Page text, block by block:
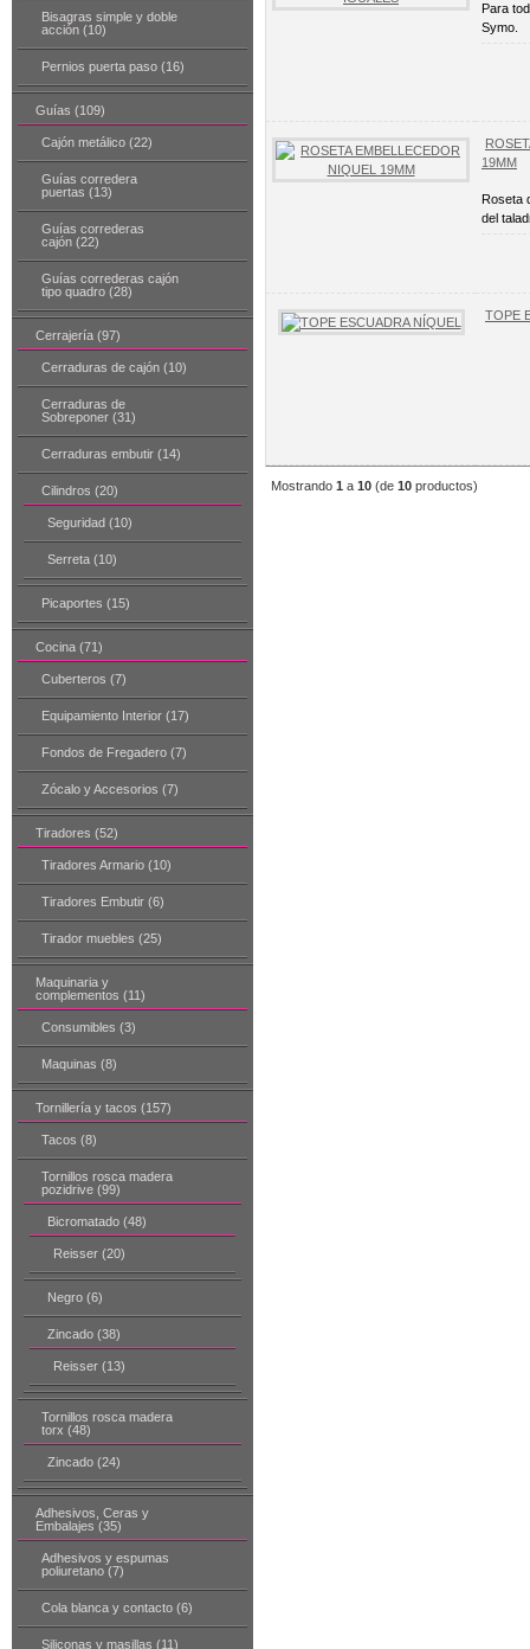
Bisagras simple y doble
acción (10)
Pernios puerta paso (16)
Guías (109)
Cajón metálico (22)
Guías corredera
puertas (13)
Guías correderas
cajón (22)
Guías correderas cajón
tipo quadro (28)
Cerrajería (97)
Cerraduras de cajón (10)
Cerraduras de
Sobreponer (31)
Cerraduras embutir (14)
Cilindros (20)
Seguridad (10)
Serreta (10)
Picaportes (15)
Cocina (71)
Cuberteros (7)
Equipamiento Interior (17)
Fondos de Fregadero (7)
Zócalo y Accesorios (7)
Tiradores (52)
Tiradores Armario (10)
Tiradores Embutir (6)
Tirador muebles (25)
Maquinaria y
complementos (11)
Consumibles (3)
Maquinas (8)
Tornillería y tacos (157)
Tacos (8)
Tornillos rosca madera
pozidrive (99)
Bicromatado (48)
Reisser (20)
Negro (6)
Zincado (38)
Reisser (13)
Tornillos rosca madera
torx (48)
Zincado (24)
Adhesivos, Ceras y
Embalajes (35)
Adhesivos y espumas
poliuretano (7)
Cola blanca y contacto (6)
Siliconas y masillas (11)
Para
Symo.
19MM
Roseta
del
TOPE
Mostrando 1 a 10 (de 10 productos)